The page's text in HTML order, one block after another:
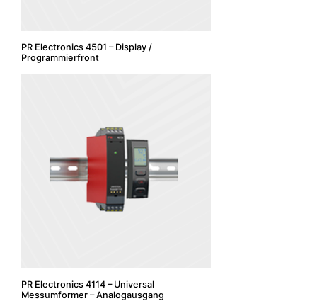
PR Electronics 4501 – Display /
Programmierfront
PR Electronics 4114 – Universal
Messumformer – Analogausgang